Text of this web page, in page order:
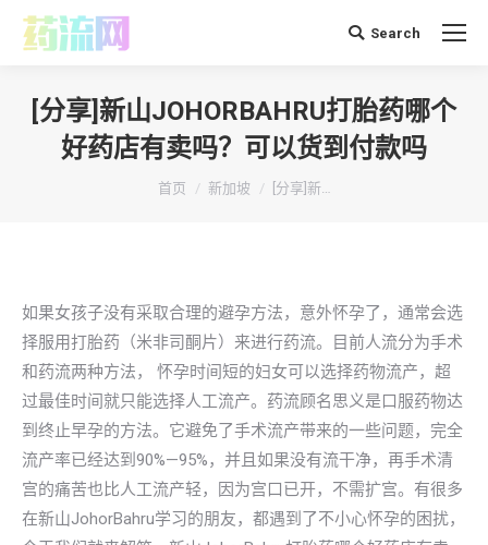
搜 Search
[分享]新山JOHORBAHRU打胎药哪个
好药店有卖吗？可以货到付款吗
你在这里：
首页 新加坡 [分享]新…
如果女孩子没有采取合理的避孕方法，意外怀孕了，通常会选
择服用打胎药（米非司酮片）来进行药流。目前人流分为手术
和药流两种方法， 怀孕时间短的妇女可以选择药物流产，超
过最佳时间就只能选择人工流产。药流顾名思义是口服药物达
到终止早孕的方法。它避免了手术流产带来的一些问题，完全
流产率已经达到90%—95%，并且如果没有流干净，再手术清
宫的痛苦也比人工流产轻，因为宫口已开，不需扩宫。有很多
在新山JohorBahru学习的朋友，都遇到了不小心怀孕的困扰，